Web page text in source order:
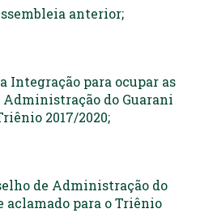
anterior;
Integração para ocupar as
Administração do Guarani
2017/2020;
de Administração do
aclamado para o Triênio